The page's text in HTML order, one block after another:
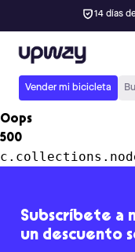
14 días
Upway
Vender mi bicicleta
Oops
500
Subscríbete a
un descuento